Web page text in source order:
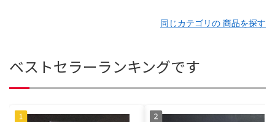
同じカテゴリの 商品を探す
ベストセラーランキングです